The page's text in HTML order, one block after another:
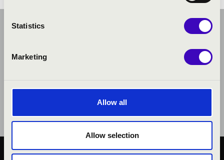
Statistics
Marketing
Allow all
Allow selection